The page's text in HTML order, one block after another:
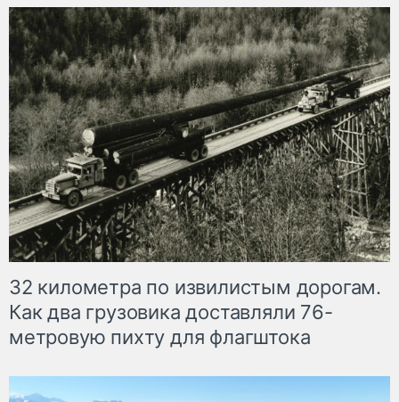
32 километра по извилистым дорогам.
Как два грузовика доставляли 76-
метровую пихту для флагштока